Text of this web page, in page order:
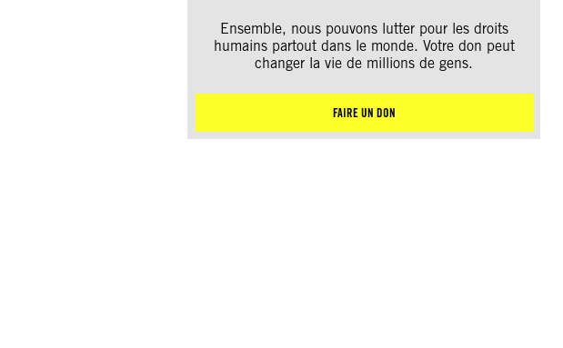
Ensemble, nous pouvons lutter pour les droits
humains partout dans le monde. Votre don peut
changer la vie de millions de gens.
FAIRE UN DON